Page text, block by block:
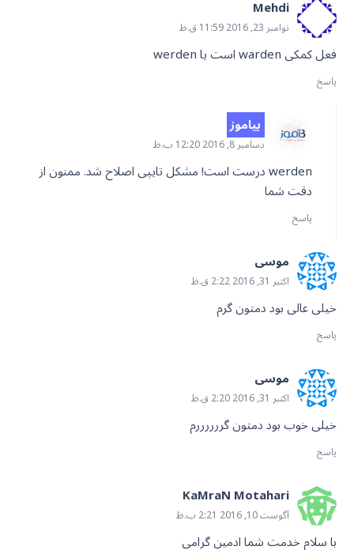
Mehdi
نوامبر 23, 2016 11:59 ق.ظ
فعل کمکی warden است یا werden
پاسخ
بیاموز
دسامبر 8, 2016 12:20 ب.ظ
werden درست است! مشکل تایپی اصلاح شد. ممنون از
دقت شما
پاسخ
موسی
اکتبر 31, 2016 2:22 ق.ظ
خیلی عالی بود دمتون گرم
پاسخ
موسی
اکتبر 31, 2016 2:20 ق.ظ
خیلی خوب بود دمتون گررررررم
پاسخ
KaMraN Motahari
آگوست 10, 2016 2:21 ب.ظ
با سلام خدمت شما ادمین گرامی‌